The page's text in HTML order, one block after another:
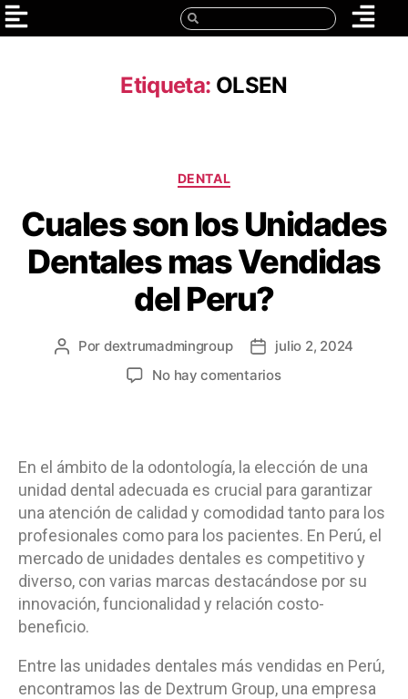
Etiqueta: OLSEN
DENTAL
Cuales son los Unidades
Dentales mas Vendidas
del Peru?
Por dextrumadmingroup
julio 2, 2024
No hay comentarios
En el ámbito de la odontología, la elección de una
unidad dental adecuada es crucial para garantizar
una atención de calidad y comodidad tanto para los
profesionales como para los pacientes. En Perú, el
mercado de unidades dentales es competitivo y
diverso, con varias marcas destacándose por su
innovación, funcionalidad y relación costo-
beneficio.
Entre las unidades dentales más vendidas en Perú,
encontramos las de Dextrum Group, una empresa